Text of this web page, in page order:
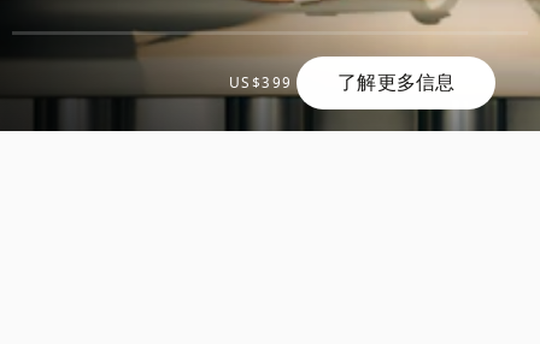
US$399 了解更多信息